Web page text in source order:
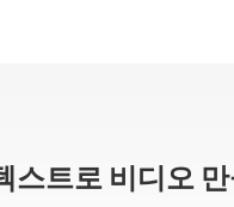
스트로 비디오